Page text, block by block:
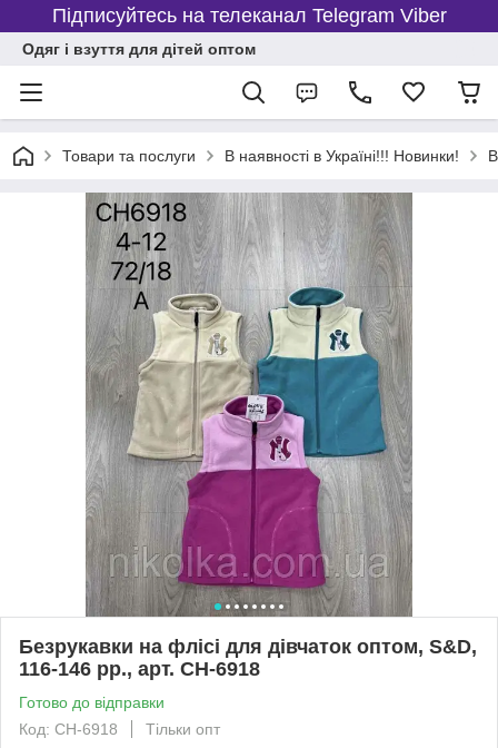
Підписуйтесь на телеканал Telegram Viber
Одяг і взуття для дітей оптом
Товари та послуги В наявності в Україні!!! Новинки!
Безрукавки на флісі для дівчаток оптом, S&D,
116-146 рр., арт. CH-6918
Готово до відправки
Код: CH-6918
Тільки опт